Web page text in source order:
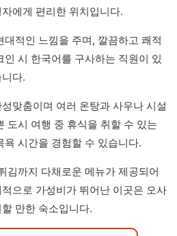
에게 편리한 위치입니다.
적인 느낌을 주며, 깔끔하고 쾌적
시 한국어를 구사하는 직원이 있
다.
맞춤이며 여러 온탕과 사우나 시설
도시 여행 중 휴식을 취할 수 있는
시간을 경험할 수 있습니다.
김까지 다채로운 메뉴가 제공되어
으로 가성비가 뛰어난 이곳은 오사
만한 숙소입니다.